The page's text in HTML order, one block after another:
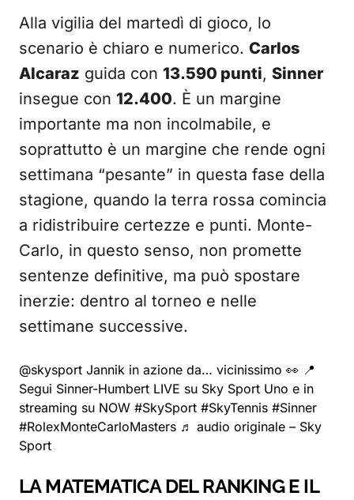
Alla vigilia del martedì di gioco, lo
scenario è chiaro e numerico. Carlos
Alcaraz guida con 13.590 punti, Sinner
insegue con 12.400. È un margine
importante ma non incolmabile, e
soprattutto è un margine che rende ogni
settimana “pesante” in questa fase della
stagione, quando la terra rossa comincia
a ridistribuire certezze e punti. Monte-
Carlo, in questo senso, non promette
sentenze definitive, ma può spostare
inerzie: dentro al torneo e nelle
settimane successive.
@skysport Jannik in azione da… vicinissimo 👀 📍
Segui Sinner-Humbert LIVE su Sky Sport Uno e in
streaming su NOW #SkySport #SkyTennis #Sinner
#RolexMonteCarloMasters ♬ audio originale – Sky
Sport
LA MATEMATICA DEL RANKING E IL